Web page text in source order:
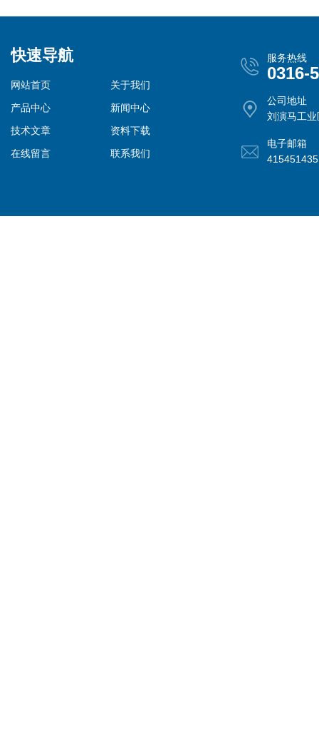
快速导航
网站首页
关于我们
产品中心
新闻中心
技术文章
资料下载
在线留言
联系我们
服务热线
0316-
公司地址
刘演马工业
电子邮箱